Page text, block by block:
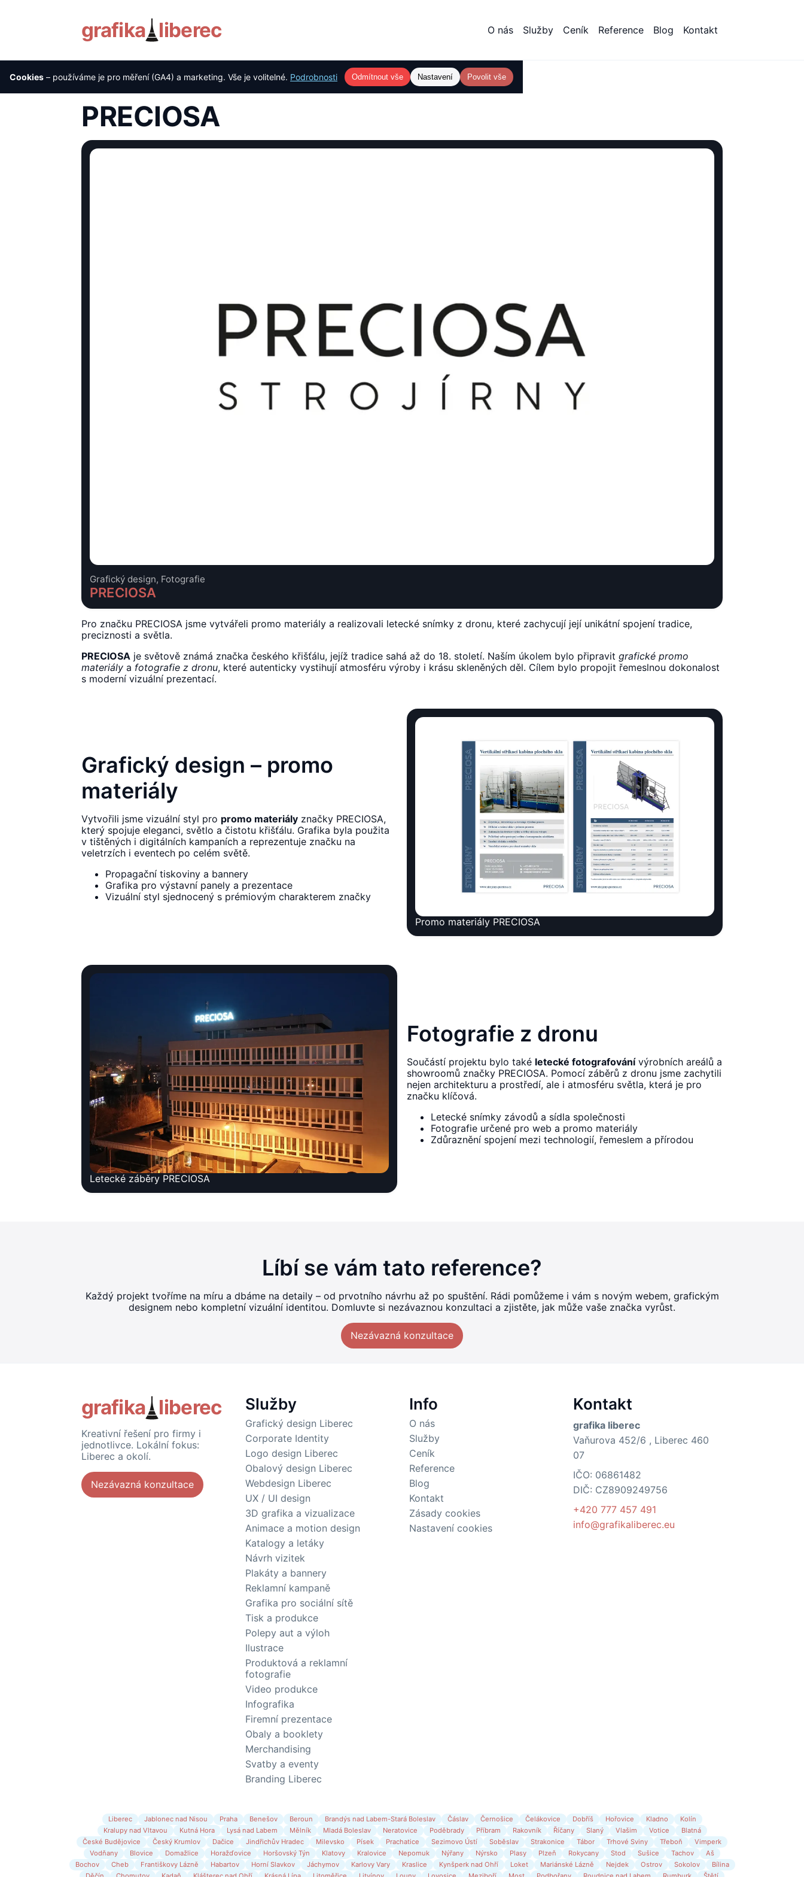
grafika liberec O nás Služby Ceník Reference Blog Kontakt
Cookies – používáme je pro měření (GA4) a marketing. Vše je volitelné. Podrobnosti Odmítnout vše Nastavení Povolit vše
Úvod › Reference PRECIOSA
PRECIOSA
Grafický design, Fotografie
PRECIOSA
Pro značku PRECIOSA jsme vytvářeli promo materiály a realizovali letecké snímky z dronu, které zachycují její unikátní spojení tradice,
preciznosti a světla.
PRECIOSA je světově známá značka českého křišťálu, jejíž tradice sahá až do 18. století. Naším úkolem bylo připravit grafické promo
materiály a fotografie z dronu, které autenticky vystihují atmosféru výroby i krásu skleněných děl. Cílem bylo propojit řemeslnou dokonalost
s moderní vizuální prezentací.
Grafický design – promo
materiály
Vytvořili jsme vizuální styl pro promo materiály značky PRECIOSA,
který spojuje eleganci, světlo a čistotu křišťálu. Grafika byla použita
v tištěných i digitálních kampaních a reprezentuje značku na
veletrzích i eventech po celém světě.
Propagační tiskoviny a bannery
Grafika pro výstavní panely a prezentace
Vizuální styl sjednocený s prémiovým charakterem značky
Promo materiály PRECIOSA
Letecké záběry PRECIOSA
Fotografie z dronu
Součástí projektu bylo také letecké fotografovánívýrobních areálů a
showroomů značky PRECIOSA. Pomocí záběrů z dronu jsme zachytili
nejen architekturu a prostředí, ale i atmosféru světla, která je pro
značku klíčová.
Letecké snímky závodů a sídla společnosti
Fotografie určené pro web a promo materiály
Zdůraznění spojení mezi technologií, řemeslem a přírodou
Líbí se vám tato reference?
Každý projekt tvoříme na míru a dbáme na detaily – od prvotního návrhu až po spuštění. Rádi pomůžeme i vám s novým webem, grafickým
designem nebo kompletní vizuální identitou. Domluvte si nezávaznou konzultaci a zjistěte, jak může vaše značka vyrůst.
Nezávazná konzultace
grafika liberec
Kreativní řešení pro firmy i
jednotlivce. Lokální fokus:
Liberec a okolí.
Nezávazná konzultace
Služby
Grafický design Liberec
Corporate Identity
Logo design Liberec
Obalový design Liberec
Webdesign Liberec
UX / UI design
3D grafika a vizualizace
Animace a motion design
Katalogy a letáky
Návrh vizitek
Plakáty a bannery
Reklamní kampaně
Grafika pro sociální sítě
Tisk a produkce
Polepy aut a výloh
Ilustrace
Produktová a reklamní
fotografie
Video produkce
Infografika
Firemní prezentace
Obaly a booklety
Merchandising
Svatby a eventy
Branding Liberec
Info
O nás
Služby
Ceník
Reference
Blog
Kontakt
Zásady cookies
Nastavení cookies
Kontakt
grafika liberec
Vaňurova 452/6 , Liberec 460
07
IČO: 06861482
DIČ: CZ8909249756
+420 777 457 491
info@grafikaliberec.eu
Liberec Jablonec nad Nisou Praha Benešov Beroun Brandýs nad Labem-Stará Boleslav Čáslav Černošice Čelákovice Dobříš Hořovice Kladno
Kolín
Kralupy nad Vltavou
Kutná Hora Lysá nad Labem Mělník Mladá Boleslav Neratovice Poděbrady Příbram Rakovník Říčany Slaný Vlašim Votice
Blatná
České Budějovice
Český Krumlov Dačice Jindřichův Hradec Milevsko Písek Prachatice Sezimovo Ústí Soběslav Strakonice Tábor Trhové Sviny Třeboň
Vimperk
Vodňany
Blovice Domažlice Horažďovice Horšovský Týn Klatovy Kralovice Nepomuk Nýřany Nýrsko Plasy Plzeň Rokycany Stod Sušice Tachov
Aš
Bochov
Cheb Františkovy Lázně Habartov Horní Slavkov Jáchymov Karlovy Vary Kraslice Kynšperk nad Ohří Loket Mariánské Lázně Nejdek Ostrov Sokolov
Bílina